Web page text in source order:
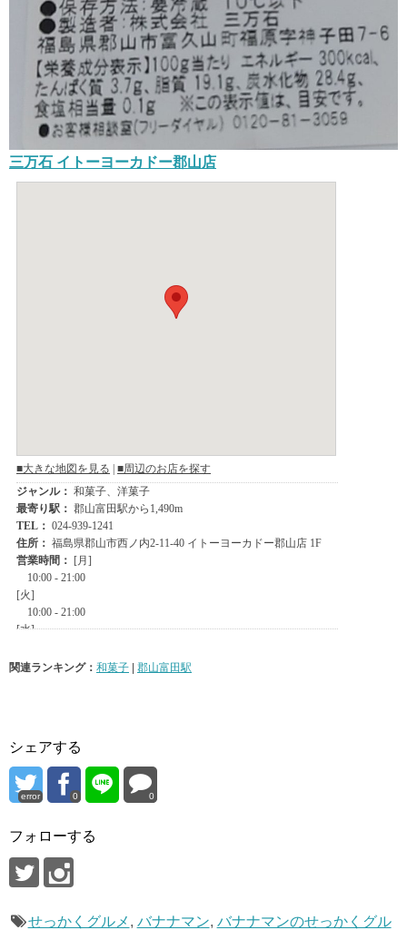
三万石 イトーヨーカドー郡山店
関連ランキング： 和菓子 | 郡山富田駅
シェアする
error 0 0
フォローする
せっかくグルメ , バナナマン, バナナマンのせっかくグル